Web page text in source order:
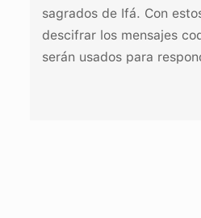
sagrados de Ifá. Con
descifrar los mensajes
serán usados para